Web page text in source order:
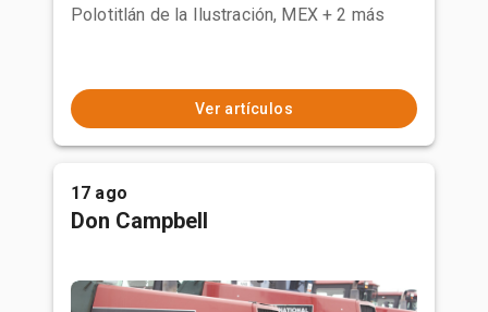
Polotitlán de la Ilustración, MEX + 2 más
Ver artículos
17 ago
Don Campbell